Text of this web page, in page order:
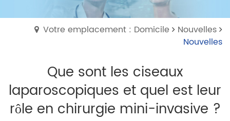
Votre emplacement : Domicile
Nouvelles
Nouvelles
Que sont les ciseaux
laparoscopiques et quel est leur
rôle en chirurgie mini-invasive ?